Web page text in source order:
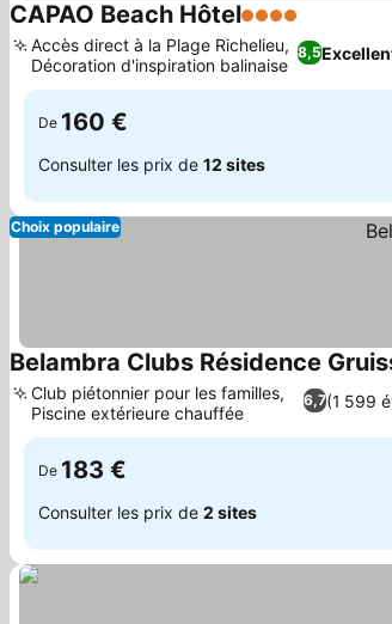
CAPAO Beach Hôtel4 Étoiles
8,5
Accès direct à la Plage Richelieu,
Décoration d'inspiration balinaise
De 160 €
Consulter les prix de 12 sites
Choix populaire
Belambra Clubs Résidence
6,7(1 599
Club piétonnier pour les familles,
Piscine extérieure chauffée
De 183 €
Consulter les prix de 2 sites